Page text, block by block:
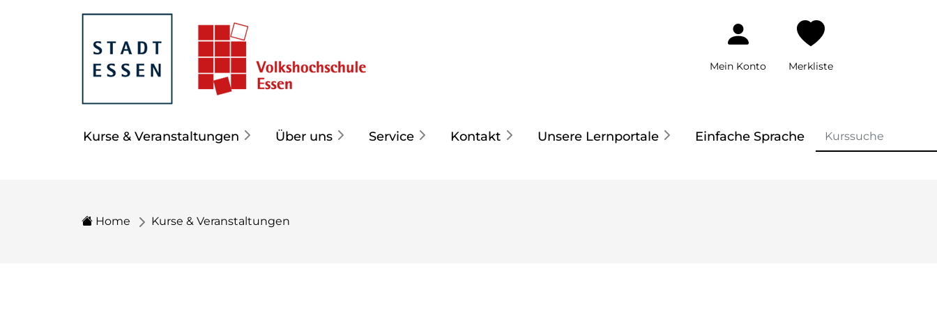
Mein Konto Merkliste
Kurse & Veranstaltungen Über uns Service Kontakt Unsere Lernportale Einfache Sprache
Home Kurse & Veranstaltungen